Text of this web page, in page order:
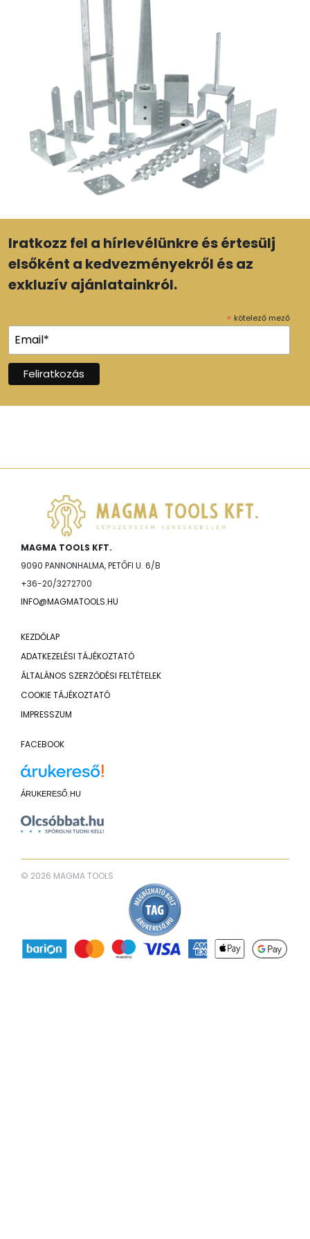
Iratkozz fel a hírlevélünkre és értesülj
elsőként a kedvezményekről és az
exkluzív ajánlatainkról.
* kötelező mező
MAGMA TOOLS KFT.
9090 PANNONHALMA, PETŐFI U. 6/B
+36-20/3272700
INFO@MAGMATOOLS.HU
KEZDŐLAP
ADATKEZELÉSI TÁJÉKOZTATÓ
ÁLTALÁNOS SZERZŐDÉSI FELTÉTELEK
COOKIE TÁJÉKOZTATÓ
IMPRESSZUM
FACEBOOK
ÁRUKERESŐ.HU
© 2026 MAGMA TOOLS